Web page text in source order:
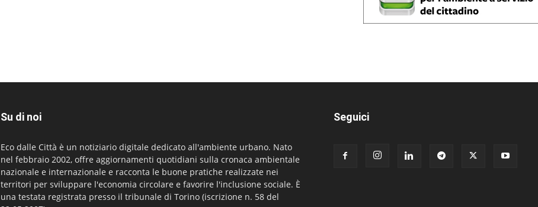
Su di noi
Eco dalle Città è un notiziario digitale dedicato all'ambiente urbano. Nato
nel febbraio 2002, offre aggiornamenti quotidiani sulla cronaca ambientale
nazionale e internazionale e racconta le buone pratiche realizzate nei
territori per sviluppare l'economia circolare e favorire l'inclusione sociale. È
una testata registrata presso il tribunale di Torino (iscrizione n. 58 del
Seguici